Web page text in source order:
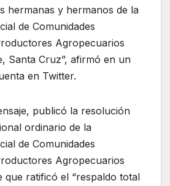
hermanas y hermanos de la
de Comunidades
Agropecuarios
Santa Cruz”, afirmó en un
en Twitter.
publicó la resolución
ordinario de la
de Comunidades
Agropecuarios
que ratificó el “respaldo total